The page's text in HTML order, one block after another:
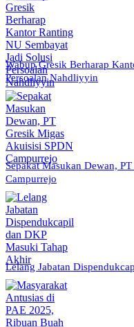
Wabup Gresik Berharap
Persoalan Nahdliyyin
Sepakat Masukan Dewan,
Campurrejo
Lelang Jabatan